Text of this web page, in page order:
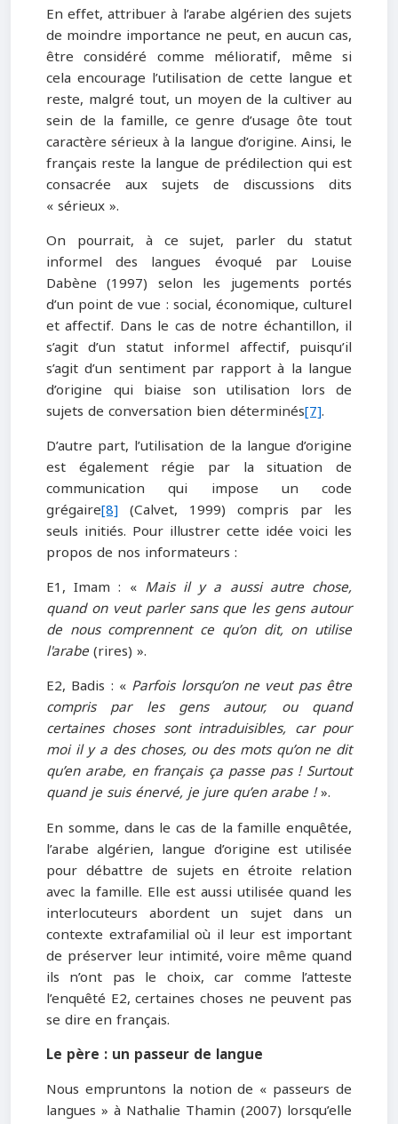
En effet, attribuer à l’arabe algérien des sujets
de moindre importance ne peut, en aucun cas,
être considéré comme mélioratif, même si
cela encourage l’utilisation de cette langue et
reste, malgré tout, un moyen de la cultiver au
sein de la famille, ce genre d’usage ôte tout
caractère sérieux à la langue d’origine. Ainsi, le
français reste la langue de prédilection qui est
consacrée aux sujets de discussions dits
« sérieux ».
On pourrait, à ce sujet, parler du statut
informel des langues évoqué par Louise
Dabène (1997) selon les jugements portés
d’un point de vue : social, économique, culturel
et affectif. Dans le cas de notre échantillon, il
s’agit d’un statut informel affectif, puisqu’il
s’agit d’un sentiment par rapport à la langue
d’origine qui biaise son utilisation lors de
sujets de conversation bien déterminés[7].
D’autre part, l’utilisation de la langue d’origine
est également régie par la situation de
communication qui impose un code
grégaire[8] (Calvet, 1999) compris par les
seuls initiés. Pour illustrer cette idée voici les
propos de nos informateurs :
E1, Imam : « Mais il y a aussi autre chose,
quand on veut parler sans que les gens autour
de nous comprennent ce qu’on dit, on utilise
l'arabe(rires) ».
E2, Badis : « Parfois lorsqu’on ne veut pas être
compris par les gens autour, ou quand
certaines choses sont intraduisibles, car pour
moi il y a des choses, ou des mots qu’on ne dit
qu’en arabe, en français ça passe pas ! Surtout
quand je suis énervé, je jure qu’en arabe !».
En somme, dans le cas de la famille enquêtée,
l’arabe algérien, langue d’origine est utilisée
pour débattre de sujets en étroite relation
avec la famille. Elle est aussi utilisée quand les
interlocuteurs abordent un sujet dans un
contexte extrafamilial où il leur est important
de préserver leur intimité, voire même quand
ils n’ont pas le choix, car comme l’atteste
l’enquêté E2, certaines choses ne peuvent pas
se dire en français.
Le père : un passeur de langue
Nous empruntons la notion de « passeurs de
langues » à Nathalie Thamin (2007) lorsqu’elle